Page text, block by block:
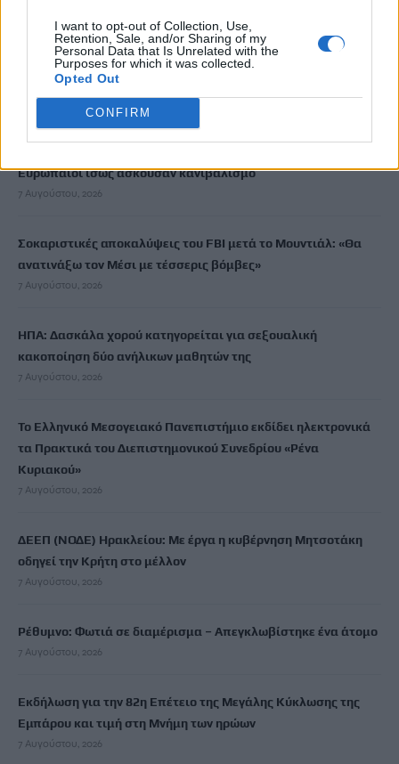
I want to opt-out of Collection, Use,
Retention, Sale, and/or Sharing of my
Personal Data that Is Unrelated with the
Purposes for which it was collected.
Opted Out
CONFIRM
Ξεκινούν οι ετήσιες Καλοκαιρινές Εκθέσεις του Φεστιβάλ
Κινηματογράφου Χανίων
7 Αυγούστου, 2026
Ευρωπαίοι ίσως ασκούσαν κανιβαλισμό
7 Αυγούστου, 2026
Σοκαριστικές αποκαλύψεις του FBI μετά το Μουντιάλ: «Θα
ανατινάξω τον Μέσι με τέσσερις βόμβες»
7 Αυγούστου, 2026
ΗΠΑ: Δασκάλα χορού κατηγορείται για σεξουαλική
κακοποίηση δύο ανήλικων μαθητών της
7 Αυγούστου, 2026
Το Ελληνικό Μεσογειακό Πανεπιστήμιο εκδίδει ηλεκτρονικά
τα Πρακτικά του Διεπιστημονικού Συνεδρίου «Ρένα
Κυριακού»
7 Αυγούστου, 2026
ΔΕΕΠ (ΝΟΔΕ) Ηρακλείου: Με έργα η κυβέρνηση Μητσοτάκη
οδηγεί την Κρήτη στο μέλλον
7 Αυγούστου, 2026
Ρέθυμνο: Φωτιά σε διαμέρισμα – Απεγκλωβίστηκε ένα άτομο
7 Αυγούστου, 2026
Εκδήλωση για την 82η Επέτειο της Μεγάλης Κύκλωσης της
Εμπάρου και τιμή στη Μνήμη των ηρώων
7 Αυγούστου, 2026